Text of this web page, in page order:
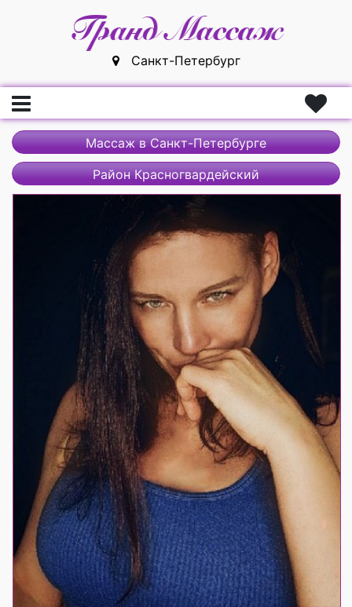
Санкт-Петербург
Главная
Вход
Массажистки
Массажисты
Массажные салоны
Массаж в Санкт-Петербурге
Район Красногвардейский